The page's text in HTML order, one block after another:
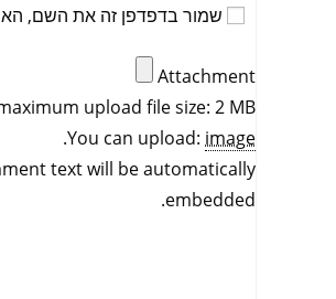
שמור בדפדפן זה את השם,
Attachment
upload file size: 2 MB.
You can upload: image
.
text will be automatically
embedded.